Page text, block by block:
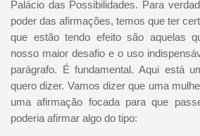
Palácio das Possibilidades. Para
poder das afirmações, temos que ter
que estão tendo efeito são aquelas
nosso maior desafio e o uso
parágrafo. É fundamental. Aqui está
quero dizer. Vamos dizer que uma
uma afirmação focada para que
poderia afirmar algo do tipo: